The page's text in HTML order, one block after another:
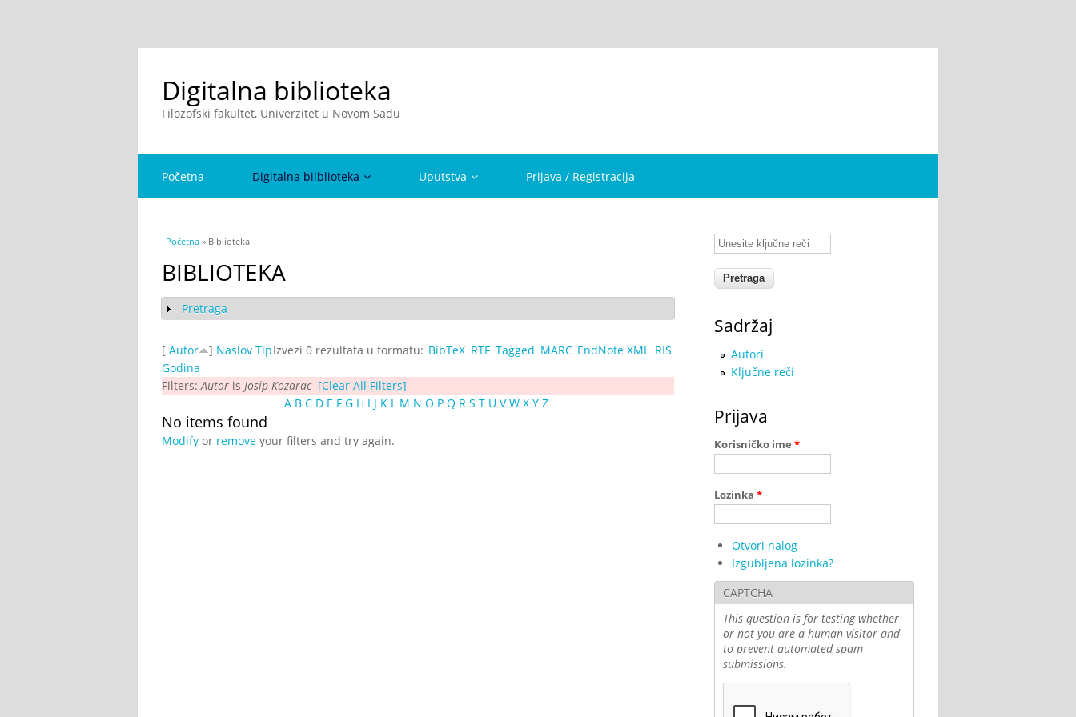
Digitalna biblioteka
Filozofski fakultet, Univerzitet u Novom Sadu
Početna Digitalna bilblioteka Uputstva Prijava / Registracija
You are here
Početna » Biblioteka
BIBLIOTEKA
Show
Pretraga
Izvezi 0 rezultata u formatu: BibTeX RTF Tagged MARC EndNote XML RIS
[ Autor ] Naslov Tip
Godina
Filters: Autor is Josip Kozarac [Clear All Filters]
A B C D E F G H I J K L M N O P Q R S T U V W X Y Z
No items found
Modify or remove your filters and try again.
Unesite ključne reči
Sadržaj
Autori
Ključne reči
Prijava
Korisničko ime *
Lozinka *
Otvori nalog
Izgubljena lozinka?
CAPTCHA
This question is for testing whether
or not you are a human visitor and
to prevent automated spam
submissions.